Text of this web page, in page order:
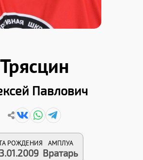
Трясцин
Павлович
РОЖДЕНИЯ АМПЛУА
Вратарь